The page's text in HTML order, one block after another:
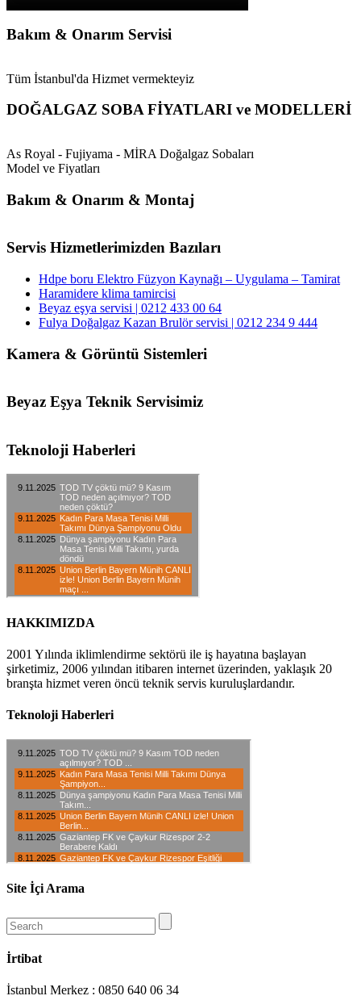
Bakım & Onarım Servisi
Tüm İstanbul'da Hizmet vermekteyiz
DOĞALGAZ SOBA FİYATLARI ve MODELLERİ
As Royal - Fujiyama - MİRA Doğalgaz Sobaları
Model ve Fiyatları
Bakım & Onarım & Montaj
Servis Hizmetlerimizden Bazıları
Hdpe boru Elektro Füzyon Kaynağı – Uygulama – Tamirat
Haramidere klima tamircisi
Beyaz eşya servisi | 0212 433 00 64
Fulya Doğalgaz Kazan Brulör servisi | 0212 234 9 444
Kamera & Görüntü Sistemleri
Beyaz Eşya Teknik Servisimiz
Teknoloji Haberleri
HAKKIMIZDA
2001 Yılında iklimlendirme sektörü ile iş hayatına başlayan
şirketimiz, 2006 yılından itibaren internet üzerinden, yaklaşık 20
branşta hizmet veren öncü teknik servis kuruluşlardandır.
Teknoloji Haberleri
Site İçi Arama
İrtibat
İstanbul Merkez : 0850 640 06 34